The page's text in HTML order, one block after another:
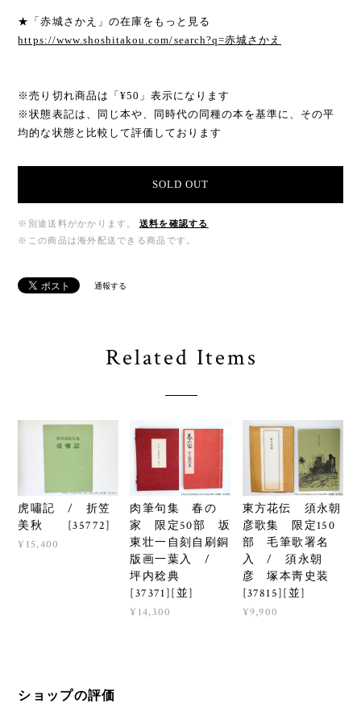
★「赤城さかえ」の在庫をもっと見る
https://www.shoshitakou.com/search?q=赤城さかえ
※売り切れ商品は「¥50」表示になります
※状態表記は、同じ本や、同時代の同種の本を基準に、その平
均的な状態と比較して評価しております
SOLD OUT
※別途送料がかかります。
送料を確認する
※この商品は海外配送できる商品です。
通報する
Related Items
虎嘯記 / 折笠
美秋 [35772]
¥15,400
肉筆句集 春の
家 限定50部 坂
東壮一自刻自刷銅
版画一葉入 /
坪内稔典
[37371][並]
¥14,300
東方花伝 須永朝
彦歌集 限定150
部 毛筆歌署名
入 / 須永朝
彦 塚本靑史装
[37815][並]
¥9,900
ショップの評価